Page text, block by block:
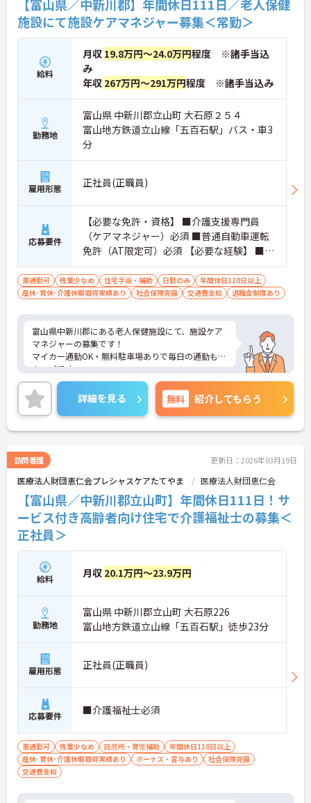
【富山県／中新川郡】年間休日111日／老人保健
施設にて施設ケアマネジャー募集＜常勤＞
給料
月収 19.8万円～24.0万円程度 ※諸手当込
み
年収 267万円～291万円程度 ※諸手当込み
勤務地
富山県 中新川郡立山町 大石原２５４
富山地方鉄道立山線「五百石駅」バス・車3
分
雇用形態 正社員(正職員)
応募要件
【必要な免許・資格】 ■介護支援専門員
（ケアマネジャー）必須 ■普通自動車運転
免許（AT限定可）必須 【必要な経験】 ■ケ
アマネジャー業務経験あれば尚可
車通勤可 残業少なめ 住宅手当・補助 日勤のみ
年間休日110日以上
産休･育休･介護休暇取得実績あり
社会保険完備 交通費支給 退職金制度あり
富山県中新川郡にある老人保健施設にて、施設ケア
マネジャーの募集です！
マイカー通勤OK・無料駐車場ありで毎日の通勤もス
ムーズです。
年間休日111日、日・祝固定休ですので、プライベ
ートとの両立も可能です。
ご興味がある方は是非一度マイナビまでお問合せ下
さい。更に詳細などお伝えします。
詳細を見る 無料 紹介してもらう
訪問看護 更新日：2026年03月19日
医療法人財団恵仁会プレシャスケアたてやま 医療法人財団恵仁会
【富山県／中新川郡立山町】年間休日111日！サ
ービス付き高齢者向け住宅で介護福祉士の募集＜
正社員＞
給料 月収 20.1万円～23.9万円
勤務地
富山県 中新川郡立山町 大石原226
富山地方鉄道立山線「五百石駅」徒歩23分
雇用形態 正社員(正職員)
応募要件 ■介護福祉士必須
車通勤可 残業少なめ 託児所・育児補助
年間休日110日以上
産休･育休･介護休暇取得実績あり
ボーナス・賞与あり
社会保険完備
交通費支給